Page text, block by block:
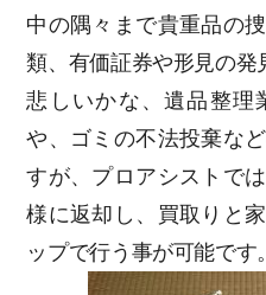
中の隅々まで貴重品の
類、有価証券や形見の発
悲しいかな、遺品整理
や、ゴミの不法投棄な
すが、プロアシストで
様に返却し、買取りと
ップで行う事が可能です。